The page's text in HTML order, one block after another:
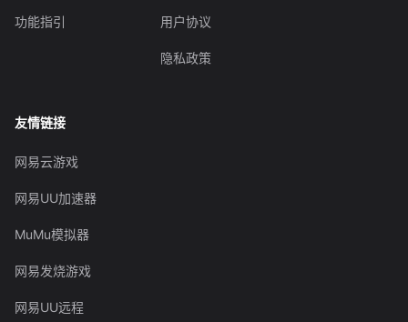
功能指引 用户协议
隐私政策
友情链接
网易云游戏
网易UU加速器
MuMu模拟器
网易发烧游戏
网易UU远程